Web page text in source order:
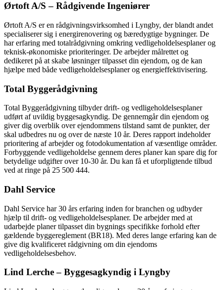
Ørtoft A/S – Rådgivende Ingeniører
Ørtoft A/S er en rådgivningsvirksomhed i Lyngby, der blandt andet
specialiserer sig i energirenovering og bæredygtige bygninger. De
har erfaring med totalrådgivning omkring vedligeholdelsesplaner og
teknisk-økonomiske prioriteringer. De arbejder målrettet og
dedikeret på at skabe løsninger tilpasset din ejendom, og de kan
hjælpe med både vedligeholdelsesplaner og energieffektivisering.
Total Byggerådgivning
Total Byggerådgivning tilbyder drift- og vedligeholdelsesplaner
udført af uvildig byggesagkyndig. De gennemgår din ejendom og
giver dig overblik over ejendommens tilstand samt de punkter, der
skal udbedres nu og over de næste 10 år. Deres rapport indeholder
prioritering af arbejder og fotodokumentation af væsentlige områder.
Forbyggende vedligeholdelse gennem deres planer kan spare dig for
betydelige udgifter over 10-30 år. Du kan få et uforpligtende tilbud
ved at ringe på 25 500 444.
Dahl Service
Dahl Service har 30 års erfaring inden for branchen og udbyder
hjælp til drift- og vedligeholdelsesplaner. De arbejder med at
udarbejde planer tilpasset din bygnings specifikke forhold efter
gældende byggereglement (BR18). Med deres lange erfaring kan de
give dig kvalificeret rådgivning om din ejendoms
vedligeholdelsesbehov.
Lind Lerche – Byggesagkyndig i Lyngby